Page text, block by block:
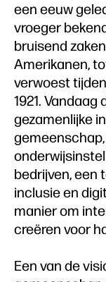
een eeuw
vroeger
bruisend
Amerikanen,
verwoest
1921.
gezamenlijke
bedrijven,
inclusie en
manier om
creëren voor
Een van de